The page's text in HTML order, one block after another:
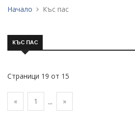
Начало Къс пас
КЪС ПАС
Страници 19 от 15
« 1 ... »